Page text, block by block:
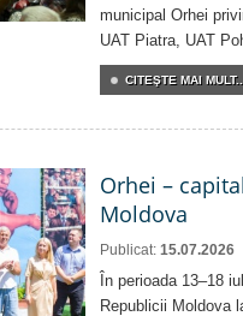
municipal Orhei
UAT Piatra, UAT
CITEŞTE MAI MULT...
Orhei –
Moldova
Publicat: 15.07.2026
În perioada 13–18
Republicii Moldova